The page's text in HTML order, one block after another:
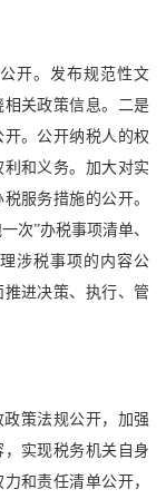
开。发布规范性文
关政策信息。二是
。公开纳税人的权
和义务。加大对实
服务措施的公开。
次”办税事项清单、
涉税事项的内容公
进决策、执行、管
策法规公开，加强
实现税务机关自身
和责任清单公开，